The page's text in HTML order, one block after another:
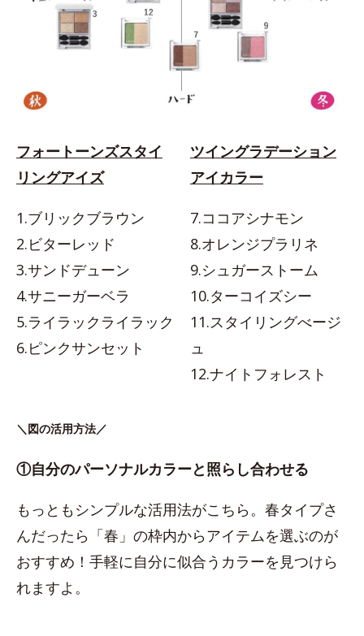
フォートーンズスタイ
リングアイズ
1.ブリックブラウン
2.ビターレッド
3.サンドデューン
4.サニーガーベラ
5.ライラックライラック
6.ピンクサンセット
ツイングラデーション
アイカラー
7.ココアシナモン
8.オレンジプラリネ
9.シュガーストーム
10.ターコイズシー
11.スタイリングべージ
ュ
12.ナイトフォレスト
＼図の活用方法／
①自分のパーソナルカラーと照らし合わせる
もっともシンプルな活用法がこちら。春タイプさ
んだったら「春」の枠内からアイテムを選ぶのが
おすすめ！手軽に自分に似合うカラーを見つけら
れますよ。